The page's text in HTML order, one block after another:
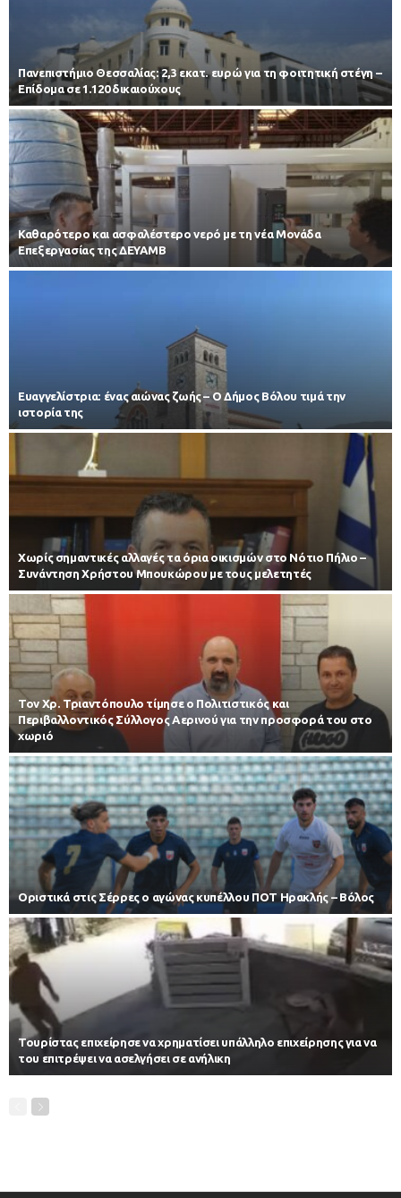
Πανεπιστήμιο Θεσσαλίας: 2,3 εκατ. ευρώ για τη φοιτητική στέγη –
Επίδομα σε 1.120 δικαιούχους
Καθαρότερο και ασφαλέστερο νερό με τη νέα Μονάδα
Επεξεργασίας της ΔΕΥΑΜΒ
Ευαγγελίστρια: ένας αιώνας ζωής – Ο Δήμος Βόλου τιμά την
ιστορία της
Χωρίς σημαντικές αλλαγές τα όρια οικισμών στο Νότιο Πήλιο –
Συνάντηση Χρήστου Μπουκώρου με τους μελετητές
Τον Χρ. Τριαντόπουλο τίμησε ο Πολιτιστικός και
Περιβαλλοντικός Σύλλογος Αερινού για την προσφορά του στο
χωριό
Οριστικά στις Σέρρες ο αγώνας κυπέλλου ΠΟΤ Ηρακλής – Βόλος
Τουρίστας επιχείρησε να χρηματίσει υπάλληλο επιχείρησης για να
του επιτρέψει να ασελγήσει σε ανήλικη